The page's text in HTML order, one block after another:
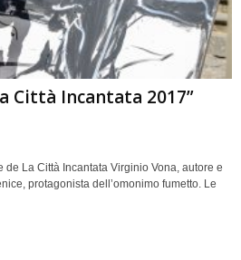
Città Incantata 2017”
La Città Incantata Virginio Vona, autore e
protagonista dell’omonimo fumetto. Le